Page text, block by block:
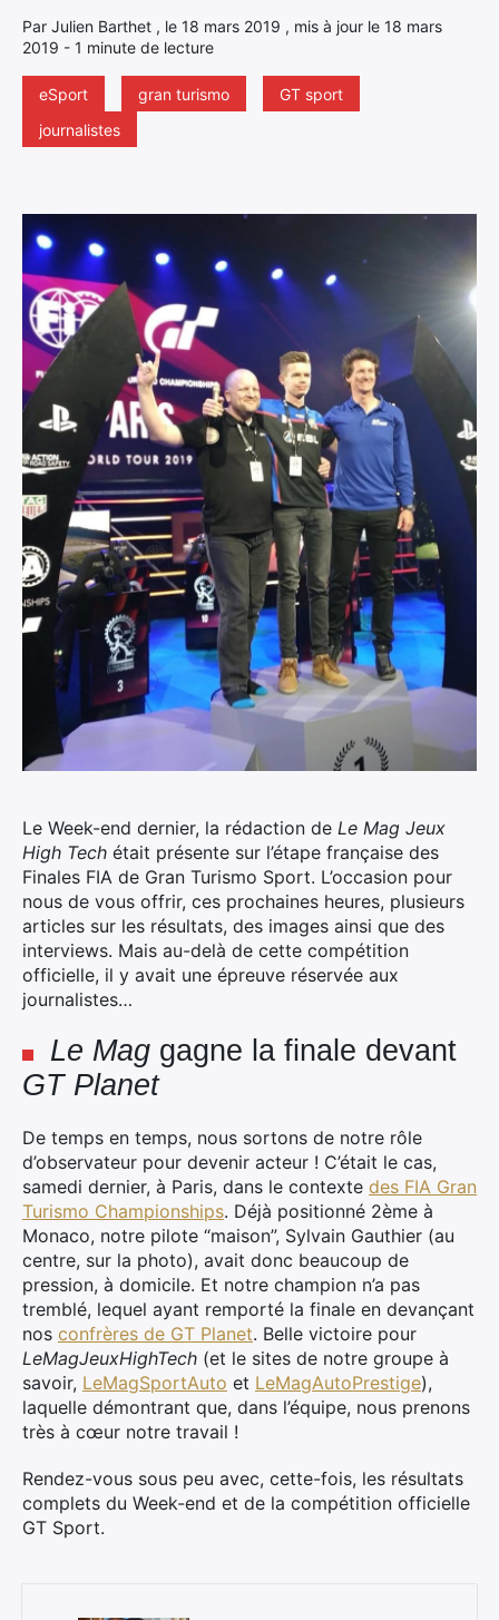
Par Julien Barthet , le 18 mars 2019 , mis à jour le 18 mars
2019 - 1 minute de lecture
eSport gran turismo
GT sport
journalistes
Le Week-end dernier, la rédaction de Le Mag Jeux
High Tech était présente sur l’étape française des
Finales FIA de Gran Turismo Sport. L’occasion pour
nous de vous offrir, ces prochaines heures, plusieurs
articles sur les résultats, des images ainsi que des
interviews. Mais au-delà de cette compétition
officielle, il y avait une épreuve réservée aux
journalistes…
Le Mag gagne la finale devant
GT Planet
De temps en temps, nous sortons de notre rôle
d’observateur pour devenir acteur ! C’était le cas,
samedi dernier, à Paris, dans le contexte des FIA Gran
Turismo Championships. Déjà positionné 2ème à
Monaco, notre pilote “maison”, Sylvain Gauthier (au
centre, sur la photo), avait donc beaucoup de
pression, à domicile. Et notre champion n’a pas
tremblé, lequel ayant remporté la finale en devançant
nos confrères de GT Planet. Belle victoire pour
LeMagJeuxHighTech (et le sites de notre groupe à
savoir, LeMagSportAuto et LeMagAutoPrestige),
laquelle démontrant que, dans l’équipe, nous prenons
très à cœur notre travail !
Rendez-vous sous peu avec, cette-fois, les résultats
complets du Week-end et de la compétition officielle
GT Sport.